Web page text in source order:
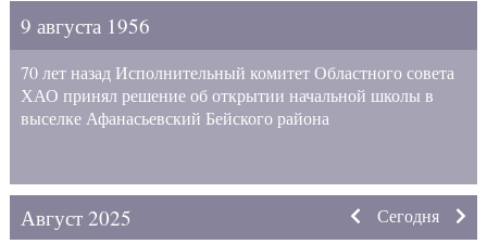
9 августа 1956
70 лет назад Исполнительный комитет Областного совета
ХАО принял решение об открытии начальной школы в
выселке Афанасьевский Бейского района
Август 2025 Сегодня